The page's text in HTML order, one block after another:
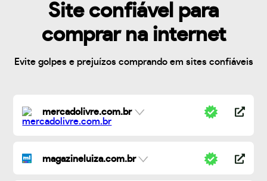
Site confiável para
comprar na internet
Evite golpes e prejuízos comprando em sites confiáveis
mercadolivre.com.br
magazineluiza.com.br